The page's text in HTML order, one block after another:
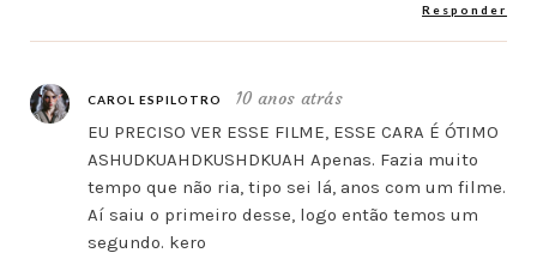
Responder
CAROL ESPILOTRO
10 anos atrás
EU PRECISO VER ESSE FILME, ESSE CARA É ÓTIMO
ASHUDKUAHDKUSHDKUAH Apenas. Fazia muito
tempo que não ria, tipo sei lá, anos com um filme.
Aí saiu o primeiro desse, logo então temos um
segundo. kero